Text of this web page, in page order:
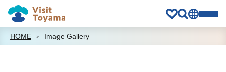
HOME Image Gallery